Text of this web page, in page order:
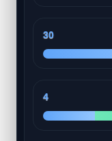
30
4